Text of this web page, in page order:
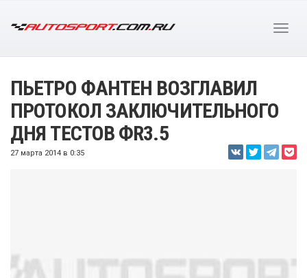
ПЬЕТРО ФАНТЕН ВОЗГЛАВИЛ
ПРОТОКОЛ ЗАКЛЮЧИТЕЛЬНОГО
ДНЯ ТЕСТОВ ФR3.5
27 марта 2014 в 0:35